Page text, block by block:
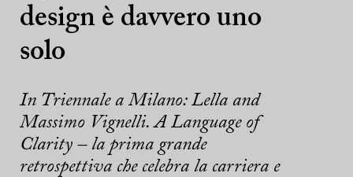
design è davvero uno
solo
In Triennale a Milano: Lella and
Massimo Vignelli. A Language of
Clarity – la prima grande
retrospettiva che celebra la carriera e